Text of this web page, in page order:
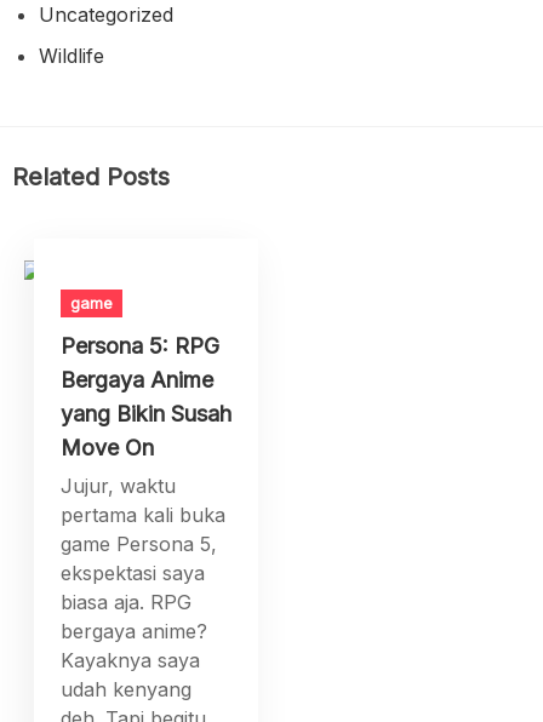
Uncategorized
Wildlife
Related Posts
game
Persona 5: RPG
Bergaya Anime
yang Bikin Susah
Move On
Jujur, waktu
pertama kali buka
game Persona 5,
ekspektasi saya
biasa aja. RPG
bergaya anime?
Kayaknya saya
udah kenyang